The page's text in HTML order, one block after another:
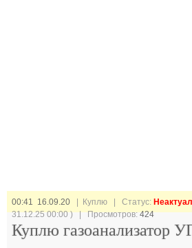
00:41 16.09.20 | Куплю | Статус:
31.12.25 00:00 ) | Просмотров:424
Куплю газоанализатор